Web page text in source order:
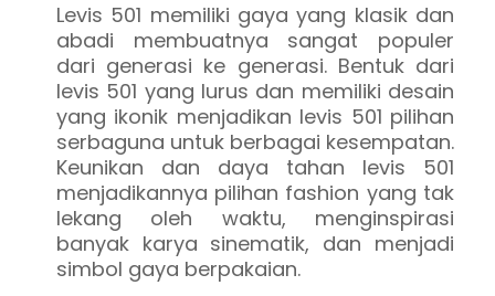
Levis 501 memiliki gaya yang klasik dan
abadi membuatnya sangat populer
dari generasi ke generasi. Bentuk dari
levis 501 yang lurus dan memiliki desain
yang ikonik menjadikan levis 501 pilihan
serbaguna untuk berbagai kesempatan.
Keunikan dan daya tahan levis 501
menjadikannya pilihan fashion yang tak
lekang oleh waktu, menginspirasi
banyak karya sinematik, dan menjadi
simbol gaya berpakaian.